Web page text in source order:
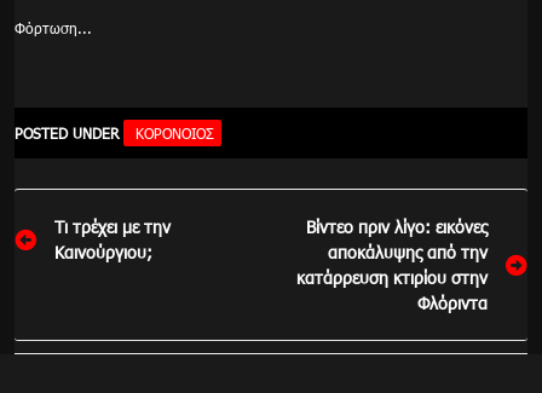
Φόρτωση...
POSTED UNDER ΚΟΡΟΝΟΙΟΣ
Πλοήγηση
άρθρων
Τι τρέχει με την
Καινούργιου;
Βίντεο πριν λίγο: εικόνες
αποκάλυψης από την
κατάρρευση κτιρίου στην
Φλόριντα